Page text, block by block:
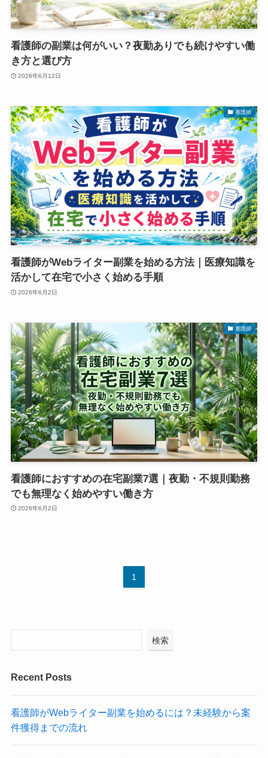
看護師の副業は何がいい？夜勤ありでも続けやすい働
き方と選び方
2026年6月12日
看護師
看護師がWebライター副業を始める方法｜医療知識を
活かして在宅で小さく始める手順
2026年6月2日
看護師
看護師におすすめの在宅副業7選｜夜勤・不規則勤務
でも無理なく始めやすい働き方
2026年6月2日
1
検索
Recent Posts
看護師がWebライター副業を始めるには？未経験から案
件獲得までの流れ